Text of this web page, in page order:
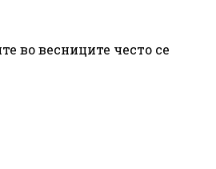
во весниците често се